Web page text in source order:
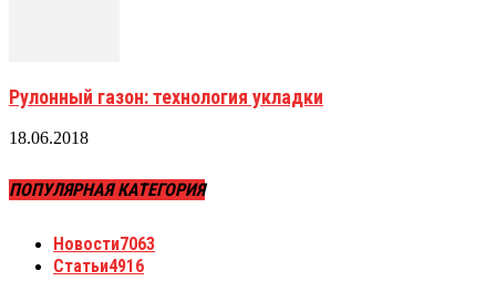
Рулонный газон: технология укладки
18.06.2018
ПОПУЛЯРНАЯ КАТЕГОРИЯ
Новости7063
Статьи4916